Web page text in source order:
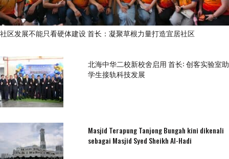
社区发展不能只看硬体建设 首长：凝聚草根力量打造宜居社区
北海中华二校新校舍启用 首长: 创客实验室助
学生接轨科技发展
Masjid Terapung Tanjong Bungah kini dikenali
sebagai Masjid Syed Sheikh Al-Hadi